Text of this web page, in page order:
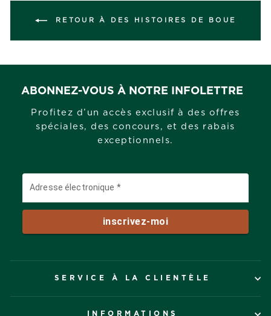
RETOUR À DES HISTOIRES DE BOUE
ABONNEZ-VOUS À NOTRE INFOLETTRE
Profitez d’un accès exclusif à des offres
spéciales, des concours, et des rabais
exceptionnels.
SERVICE À LA CLIENTÈLE
INFORMATIONS